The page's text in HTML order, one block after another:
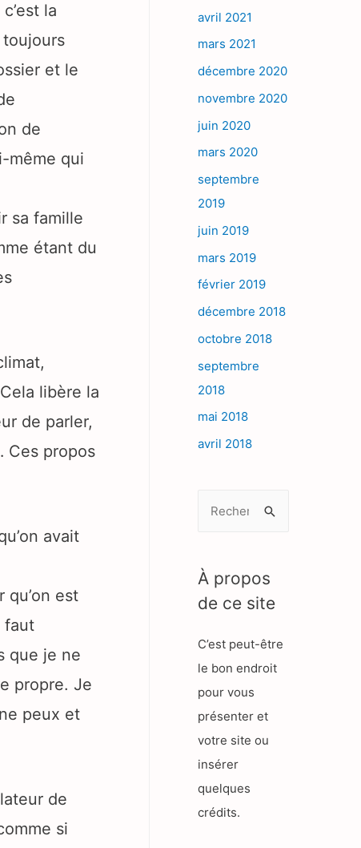
la
toujours
et le
de
même qui
sa famille
étant du
libère la
de parler,
Ces propos
avait
est
faut
que je ne
propre. Je
peux et
de
si
avril 2021
mars 2021
décembre 2020
novembre 2020
juin 2020
mars 2020
septembre
2019
juin 2019
mars 2019
février 2019
décembre 2018
octobre 2018
septembre
2018
mai 2018
avril 2018
h
e
c
h
e
r
:
À propos
de ce site
C’est peut-être
le bon endroit
pour vous
présenter et
votre site ou
insérer
quelques
crédits.